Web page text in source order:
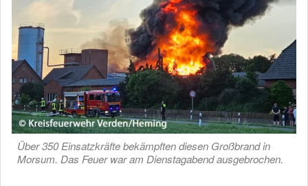
Über 350 Einsatzkräfte bekämpften diesen Großbrand in
Morsum. Das Feuer war am Dienstagabend ausgebrochen.